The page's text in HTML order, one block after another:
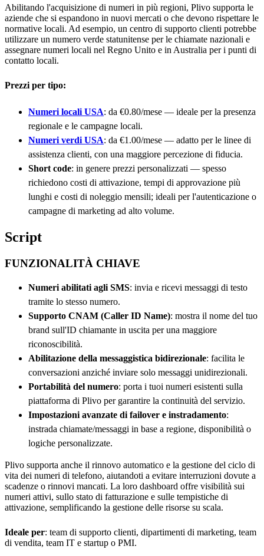
Abilitando l'acquisizione di numeri in più regioni, Plivo supporta le
aziende che si espandono in nuovi mercati o che devono rispettare le
normative locali. Ad esempio, un centro di supporto clienti potrebbe
utilizzare un numero verde statunitense per le chiamate nazionali e
assegnare numeri locali nel Regno Unito e in Australia per i punti di
contatto locali.
Prezzi per tipo:
Numeri locali USA: da €0.80/mese — ideale per la presenza
regionale e le campagne locali.
Numeri verdi USA: da €1.00/mese — adatto per le linee di
assistenza clienti, con una maggiore percezione di fiducia.
Short code: in genere prezzi personalizzati — spesso
richiedono costi di attivazione, tempi di approvazione più
lunghi e costi di noleggio mensili; ideali per l'autenticazione o
campagne di marketing ad alto volume.
Script
FUNZIONALITÀ CHIAVE
Numeri abilitati agli SMS: invia e ricevi messaggi di testo
tramite lo stesso numero.
Supporto CNAM (Caller ID Name): mostra il nome del tuo
brand sull'ID chiamante in uscita per una maggiore
riconoscibilità.
Abilitazione della messaggistica bidirezionale: facilita le
conversazioni anziché inviare solo messaggi unidirezionali.
Portabilità del numero: porta i tuoi numeri esistenti sulla
piattaforma di Plivo per garantire la continuità del servizio.
Impostazioni avanzate di failover e instradamento:
instrada chiamate/messaggi in base a regione, disponibilità o
logiche personalizzate.
Plivo supporta anche il rinnovo automatico e la gestione del ciclo di
vita dei numeri di telefono, aiutandoti a evitare interruzioni dovute a
scadenze o rinnovi mancati. La loro dashboard offre visibilità sui
numeri attivi, sullo stato di fatturazione e sulle tempistiche di
attivazione, semplificando la gestione delle risorse su scala.
Ideale per: team di supporto clienti, dipartimenti di marketing, team
di vendita, team IT e startup o PMI.